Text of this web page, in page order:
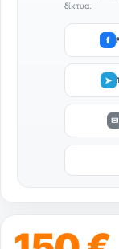
δίκτυα.
f
➤
✉